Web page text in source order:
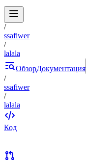
/
ssafiwer
/
lalala
ОбзорДокументация
/
ssafiwer
/
lalala
Код